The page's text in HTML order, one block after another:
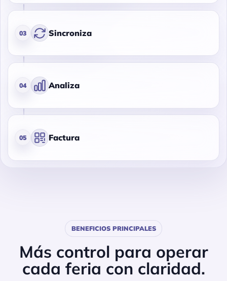
03 Sincroniza
04 Analiza
05 Factura
BENEFICIOS PRINCIPALES
Más control para operar
cada feria con claridad.